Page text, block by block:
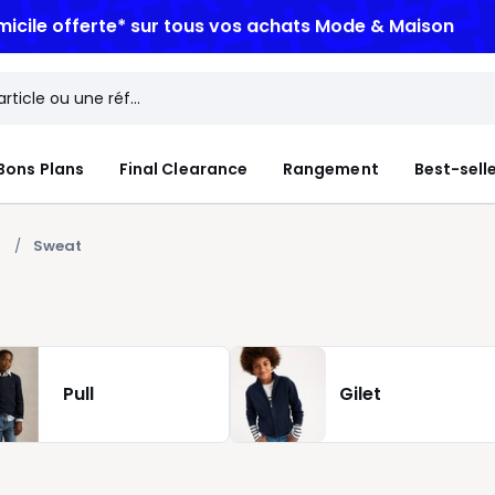
offerte* sur tous vos achats Mode & Maison
Plans Final Clearance Rangement Best-
Sweat
Pull Gilet